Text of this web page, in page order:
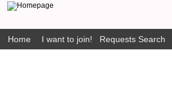
Home I want to join! Requests Search